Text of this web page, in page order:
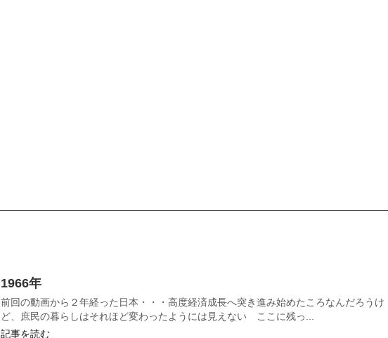
1966年
前回の動画から２年経った日本・・・高度経済成長へ突き進み始めたころなんだろうけ
ど、庶民の暮らしはそれほど変わったようには見えない ここに残っ...
記事を読む